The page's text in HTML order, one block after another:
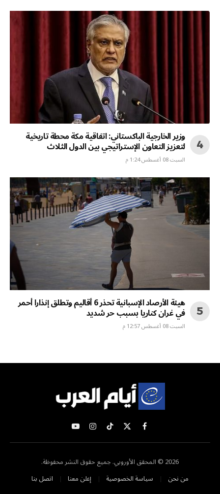
وزير الخارجية الباكستاني: اتفاقية مكة محطة تاريخية
لتعزيز التعاون الإستراتيجي بين الدول الثلاث
السبت 08 أغسطس 1:24 م
هيئة الأرصاد الإسبانية تحذر 6 أقاليم وتطلق إنذارا أحمر
في غران كناريا بسبب حر شديد
السبت 08 أغسطس 12:57 م
فيسبوك
X
(Twitter)
تيكتوكالانستغراميوتيوب
2026 © المحقق الأوروبي. جميع حقوق النشر محفوظة.
من نحن
سياسة الخصوصية إعلن معنا اتصل بنا